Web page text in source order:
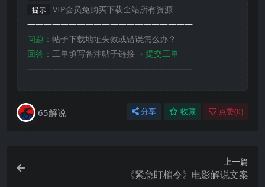
提示
VIP会员免购买下载全站所有资源
————————————————————
问题： 帖子下载地址失效或错误怎么办？
回答： 工单填写备注帖子链接 ﹥提交工单
————————————————————
65解说 分享 收藏 点赞(0)
上一篇
《紧急盯梢令》电影解说文案